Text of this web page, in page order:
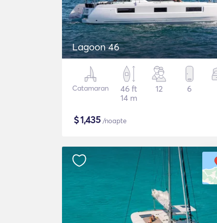
Lagoon 46
Catamaran
46 ft
14 m
12 6
$1,435 /noapte